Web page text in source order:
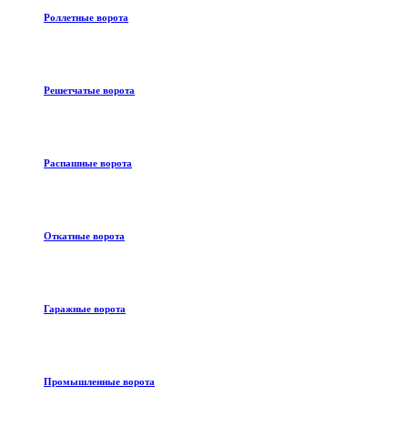
Роллетные ворота
Решетчатые ворота
Распашные ворота
Откатные ворота
Гаражные ворота
Промышленные ворота